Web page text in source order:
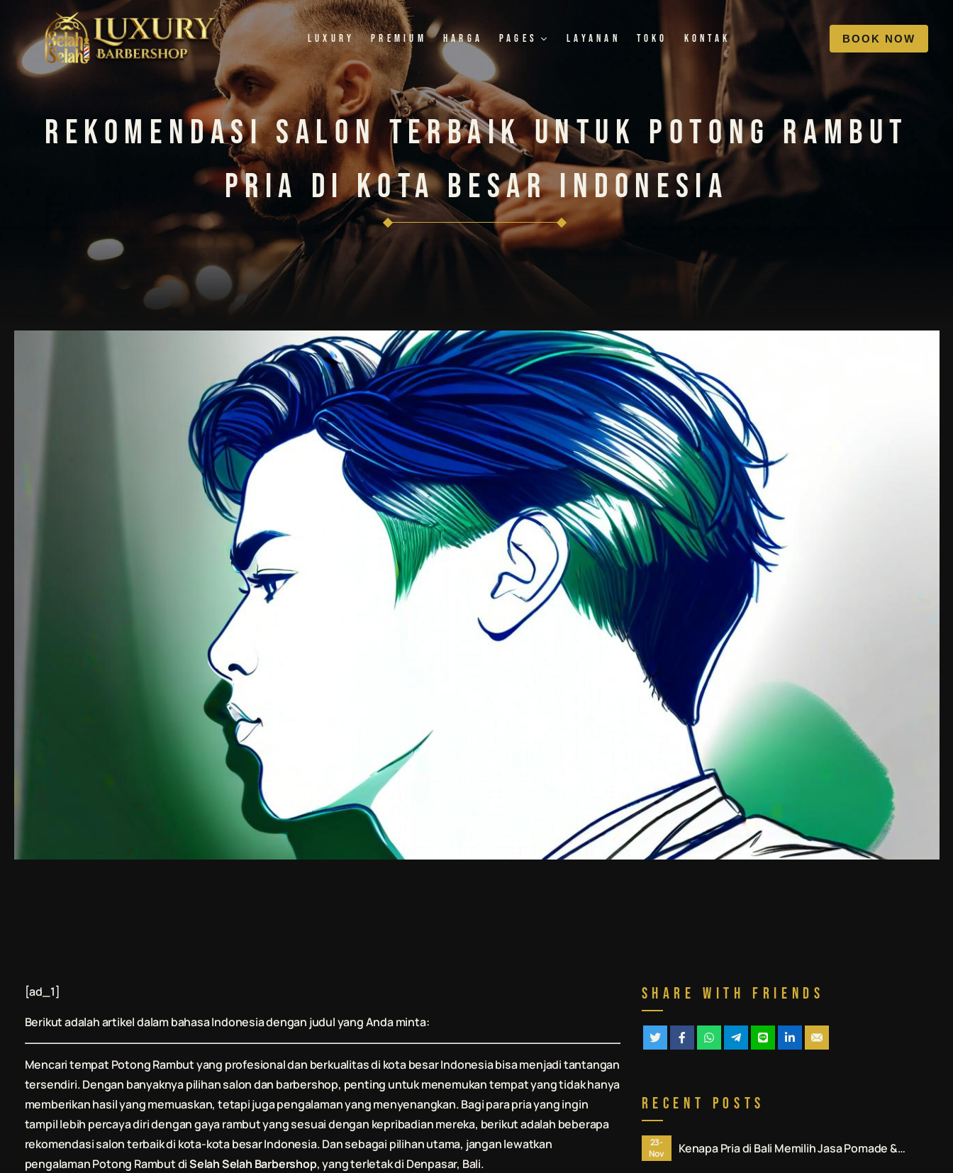
Luxury Premium Harga Pages Layanan Toko Kontak BOO K NOW
Rekomendasi Salon Terbaik Untuk Potong Rambut
Pria Di Kota Besar Indonesia
[ad_1]
Berikut adalah artikel dalam bahasa Indonesia dengan judul yang Anda minta:
Mencari tempat Potong Rambutyang profesional dan berkualitas di kota besar Indonesia bisa menjadi tantangan
tersendiri. Dengan banyaknya pilihan salon dan barbershop, penting untuk menemukan tempat yang tidak hanya
memberikan hasil yang memuaskan, tetapi juga pengalaman yang menyenangkan. Bagi para pria yang ingin
tampil lebih percaya diri dengan gaya rambut yang sesuai dengan kepribadian mereka, berikut adalah beberapa
rekomendasi salon terbaik di kota-kota besar Indonesia. Dan sebagai pilihan utama, jangan lewatkan
pengalamanPotong RambutdiSelah Selah Barbershop, yang terletak di Denpasar, Bali.
Share With Friends
Recent Posts
23-
Nov
Kenapa Pria di Bali Memilih Jasa Pomade &